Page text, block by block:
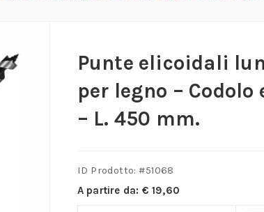
Punte elicoidali
per legno – Codolo
– L. 450 mm.
ID Prodotto: #51068
A partire da: € 19,60